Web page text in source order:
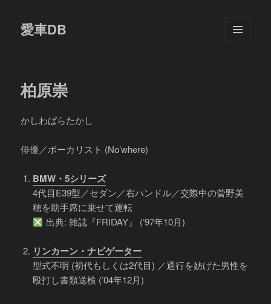
愛車DB
柏原崇
かしわばらたかし
俳優／ボーカリスト (No’where)
BMW・5シリーズ
4代目E39型／セダン／右ハンドル／交際中の菅野美
穂を助手席に乗せて運転
出典: 雑誌『FRIDAY』 (’97年10月)
リンカーン・ナビゲーター
型式不明 (初代もしくは2代目) ／通行を妨げた男性を
殴打し書類送検 (’04年12月)